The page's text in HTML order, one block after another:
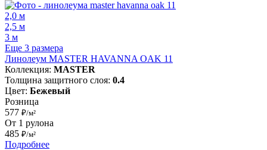
2,0 м
2,5 м
3 м
Еще 3 размера
Линолеум MASTER HAVANNA OAK 11
Коллекция: MASTER
Толщина защитного слоя: 0.4
Цвет: Бежевый
Розница
577 ₽/м²
От 1 рулона
485 ₽/м²
Подробнее